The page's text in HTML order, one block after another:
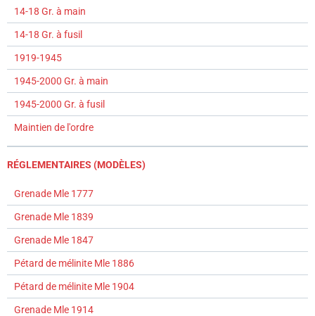
14-18 Gr. à main
14-18 Gr. à fusil
1919-1945
1945-2000 Gr. à main
1945-2000 Gr. à fusil
Maintien de l'ordre
RÉGLEMENTAIRES (MODÈLES)
Grenade Mle 1777
Grenade Mle 1839
Grenade Mle 1847
Pétard de mélinite Mle 1886
Pétard de mélinite Mle 1904
Grenade Mle 1914